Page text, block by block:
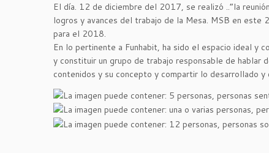
El día. 12 de diciembre del 2017, se realizó ..”la
logros y avances del trabajo de la Mesa. MSB en
para el 2018.
En lo pertinente a Funhabit, ha sido el espacio ideal y
y constituir un grupo de trabajo responsable de
contenidos y su concepto y compartir lo desarrollado y